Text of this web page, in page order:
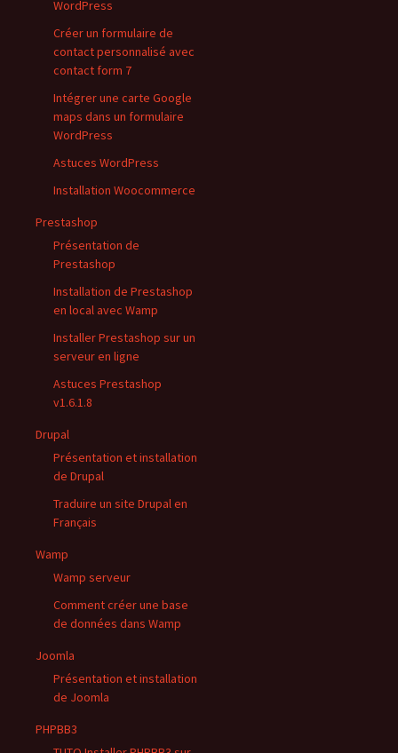
WordPress
Créer un formulaire de
contact personnalisé avec
contact form 7
Intégrer une carte Google
maps dans un formulaire
WordPress
Astuces WordPress
Installation Woocommerce
Prestashop
Présentation de
Prestashop
Installation de Prestashop
en local avec Wamp
Installer Prestashop sur un
serveur en ligne
Astuces Prestashop
v1.6.1.8
Drupal
Présentation et installation
de Drupal
Traduire un site Drupal en
Français
Wamp
Wamp serveur
Comment créer une base
de données dans Wamp
Joomla
Présentation et installation
de Joomla
PHPBB3